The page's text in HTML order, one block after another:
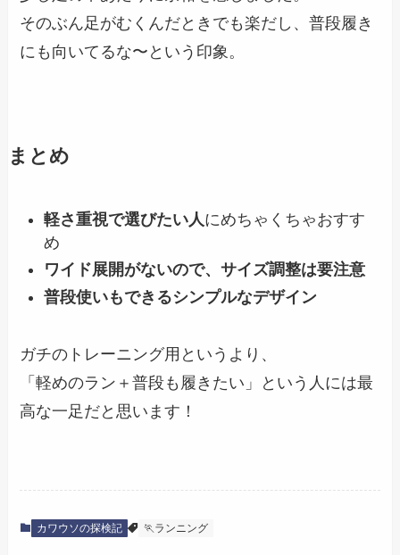
そのぶん足がむくんだときでも楽だし、普段履き
にも向いてるな〜という印象。
まとめ
軽さ重視で選びたい人 にめちゃくちゃおすす
め
ワイド展開がないので、サイズ調整は要注意
普段使いもできるシンプルなデザイン
ガチのトレーニング用というより、
「軽めのラン＋普段も履きたい」という人には最
高な一足だと思います！
カワウソの探検記 🏃ランニング